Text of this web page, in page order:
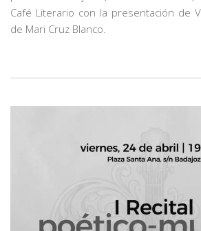
Café Literario con la presentación de
de Mari Cruz Blanco.